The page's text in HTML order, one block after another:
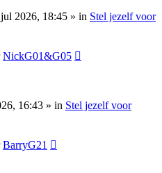
2026, 18:45 » in Stel jezelf voor
NickG01&G05
16:43 » in Stel jezelf voor
BarryG21